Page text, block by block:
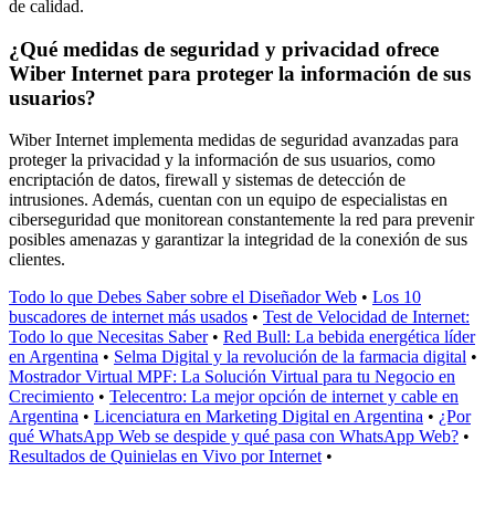
de calidad.
¿Qué medidas de seguridad y privacidad ofrece
Wiber Internet para proteger la información de sus
usuarios?
Wiber Internet implementa medidas de seguridad avanzadas para
proteger la privacidad y la información de sus usuarios, como
encriptación de datos, firewall y sistemas de detección de
intrusiones. Además, cuentan con un equipo de especialistas en
ciberseguridad que monitorean constantemente la red para prevenir
posibles amenazas y garantizar la integridad de la conexión de sus
clientes.
Todo lo que Debes Saber sobre el Diseñador Web • Los 10
buscadores de internet más usados • Test de Velocidad de Internet:
Todo lo que Necesitas Saber• Red Bull: La bebida energética líder
en Argentina • Selma Digital y la revolución de la farmacia digital •
Mostrador Virtual MPF: La Solución Virtual para tu Negocio en
Crecimiento • Telecentro: La mejor opción de internet y cable en
Argentina • Licenciatura en Marketing Digital en Argentina • ¿Por
qué WhatsApp Web se despide y qué pasa con WhatsApp Web? •
Resultados de Quinielas en Vivo por Internet •